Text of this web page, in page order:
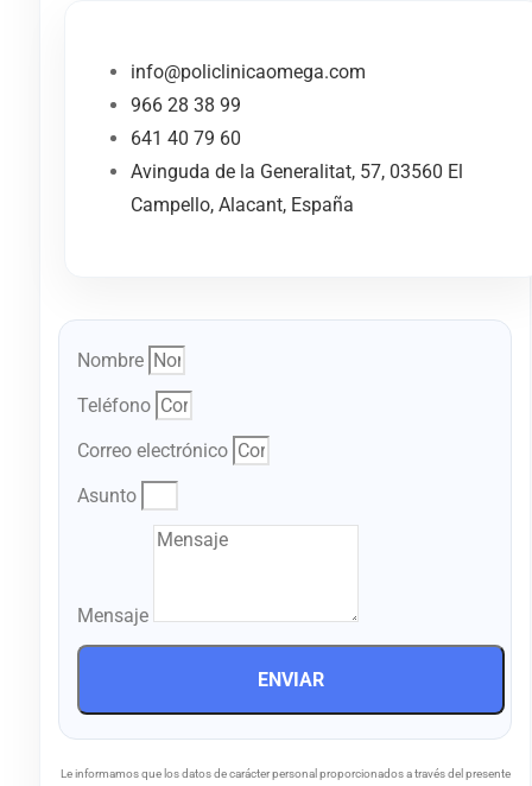
info@policlinicaomega.com
966 28 38 99
641 40 79 60
Avinguda de la Generalitat, 57, 03560 El
Campello, Alacant, España
Nombre
Teléfono
Correo electrónico
Asunto
Mensaje
ENVIAR
Le informamos que los datos de carácter personal proporcionados a través del presente